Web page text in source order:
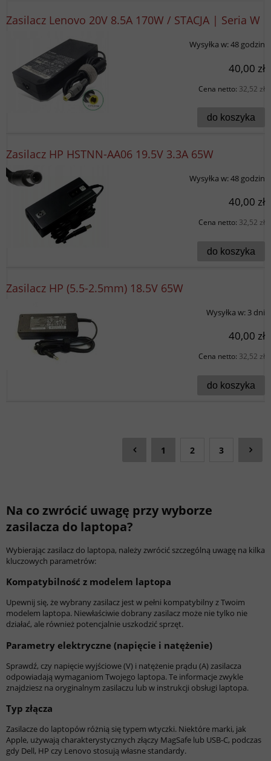
Zasilacz Lenovo 20V 8.5A 170W / STACJA | Seria W
Wysyłka w:48 godzin
40,00 zł
Cena netto: 32,52 zł
do koszyka
Zasilacz HP HSTNN-AA06 19.5V 3.3A 65W
Wysyłka w:48 godzin
40,00 zł
Cena netto: 32,52 zł
do koszyka
Zasilacz HP (5.5-2.5mm) 18.5V 65W
Wysyłka w: 3 dni
40,00 zł
Cena netto: 32,52 zł
do koszyka
1 2 3
Na co zwrócić uwagę przy wyborze
zasilacza do laptopa?
Wybierając zasilacz do laptopa, należy zwrócić szczególną uwagę na kilka
kluczowych parametrów:
Kompatybilność z modelem laptopa
Upewnij się, że wybrany zasilacz jest w pełni kompatybilny z Twoim
modelem laptopa. Niewłaściwie dobrany zasilacz może nie tylko nie
działać, ale również potencjalnie uszkodzić sprzęt.
Parametry elektryczne (napięcie i natężenie)
Sprawdź, czy napięcie wyjściowe (V) i natężenie prądu (A) zasilacza
odpowiadają wymaganiom Twojego laptopa. Te informacje zwykle
znajdziesz na oryginalnym zasilaczu lub w instrukcji obsługi laptopa.
Typ złącza
Zasilacze do laptopów różnią się typem wtyczki. Niektóre marki, jak
Apple, używają charakterystycznych złączy MagSafe lub USB-C, podczas
gdy Dell, HP czy Lenovo stosują własne standardy.